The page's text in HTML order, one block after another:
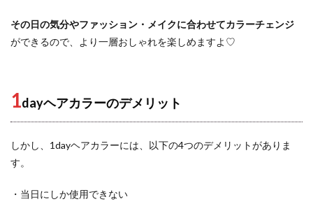
その日の気分やファッション・メイクに合わせてカラーチェンジ
ができるので、より一層おしゃれを楽しめますよ♡
1dayヘアカラーのデメリット
しかし、1dayヘアカラーには、以下の4つのデメリットがありま
す。
・当日にしか使用できない